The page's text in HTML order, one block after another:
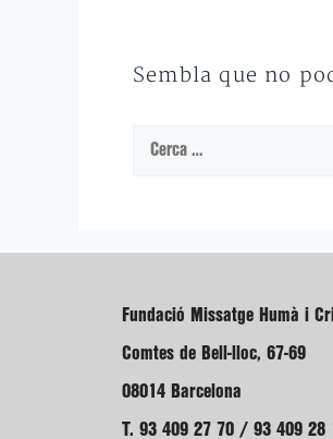
Sembla que no
Cerca:
Fundació Missatge Humà i
Comtes de Bell-lloc, 67-69
08014 Barcelona
T. 93 409 27 70 / 93 409 28